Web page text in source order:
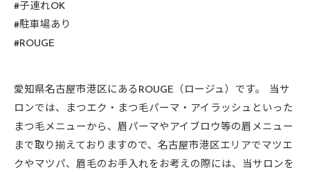
#子連れOK
#駐車場あり
#ROUGE
愛知県名古屋市港区にあるROUGE（ロージュ）です。 当サ
ロンでは、まつエク・まつ毛パーマ・アイラッシュといった
まつ毛メニューから、眉パーマやアイブロウ等の眉メニュー
まで取り揃えておりますので、名古屋市港区エリアでマツエ
クやマツパ、眉毛のお手入れをお考えの際には、当サロンを